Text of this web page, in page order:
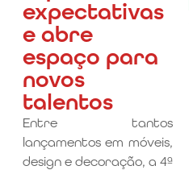
expectativas
e abre
espaço para
novos
talentos
Entre tantos
lançamentos em móveis,
design e decoração, a 4ª